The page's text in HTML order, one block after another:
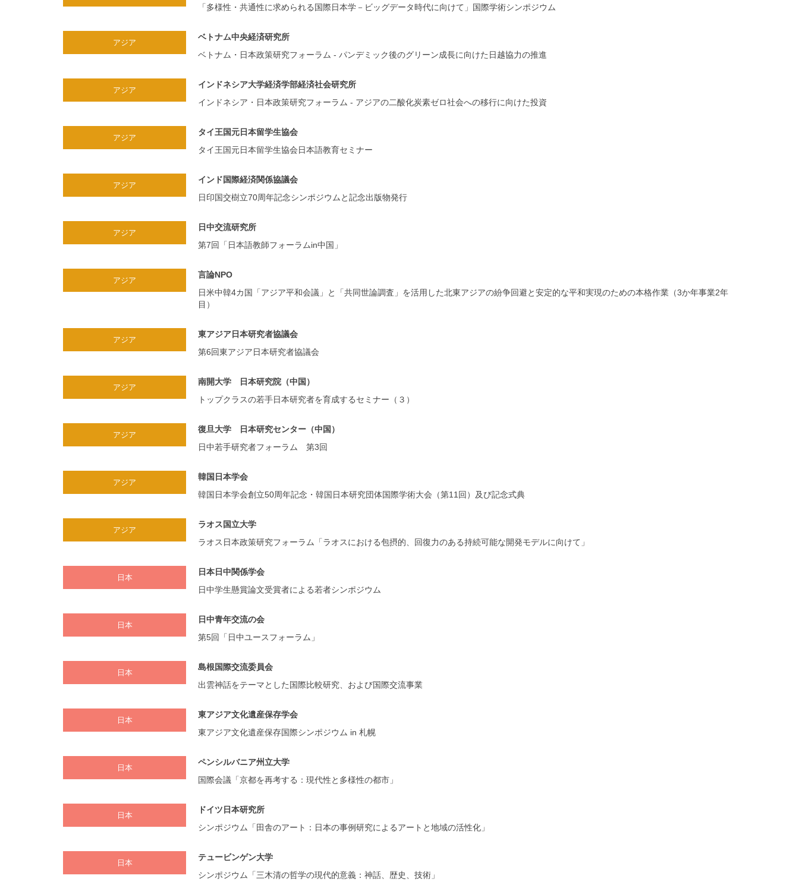
「多様性・共通性に求められる国際日本学－ビッグデータ時代に向けて」国際学術シンポジウム
アジア
ベトナム中央経済研究所
ベトナム・日本政策研究フォーラム - パンデミック後のグリーン成長に向けた日越協力の推進
アジア
インドネシア大学経済学部経済社会研究所
インドネシア・日本政策研究フォーラム - アジアの二酸化炭素ゼロ社会への移行に向けた投資
アジア
タイ王国元日本留学生協会
タイ王国元日本留学生協会日本語教育セミナー
アジア
インド国際経済関係協議会
日印国交樹立70周年記念シンポジウムと記念出版物発行
アジア
日中交流研究所
第7回「日本語教師フォーラムin中国」
アジア
言論NPO
日米中韓4カ国「アジア平和会議」と「共同世論調査」を活用した北東アジアの紛争回避と安定的な平和実現のための本格作業（3か年事業2年
目）
アジア
東アジア日本研究者協議会
第6回東アジア日本研究者協議会
アジア
南開大学 日本研究院（中国）
トップクラスの若手日本研究者を育成するセミナー（３）
アジア
復旦大学 日本研究センター（中国）
日中若手研究者フォーラム 第3回
アジア
韓国日本学会
韓国日本学会創立50周年記念・韓国日本研究団体国際学術大会（第11回）及び記念式典
アジア
ラオス国立大学
ラオス日本政策研究フォーラム「ラオスにおける包摂的、回復力のある持続可能な開発モデルに向けて」
日本
日本日中関係学会
日中学生懸賞論文受賞者による若者シンポジウム
日本
日中青年交流の会
第5回「日中ユースフォーラム」
日本
島根国際交流委員会
出雲神話をテーマとした国際比較研究、および国際交流事業
日本
東アジア文化遺産保存学会
東アジア文化遺産保存国際シンポジウム in 札幌
日本
ペンシルバニア州立大学
国際会議「京都を再考する：現代性と多様性の都市」
日本
ドイツ日本研究所
シンポジウム「田舎のアート：日本の事例研究によるアートと地域の活性化」
日本
テュービンゲン大学
シンポジウム「三木清の哲学の現代的意義：神話、歴史、技術」